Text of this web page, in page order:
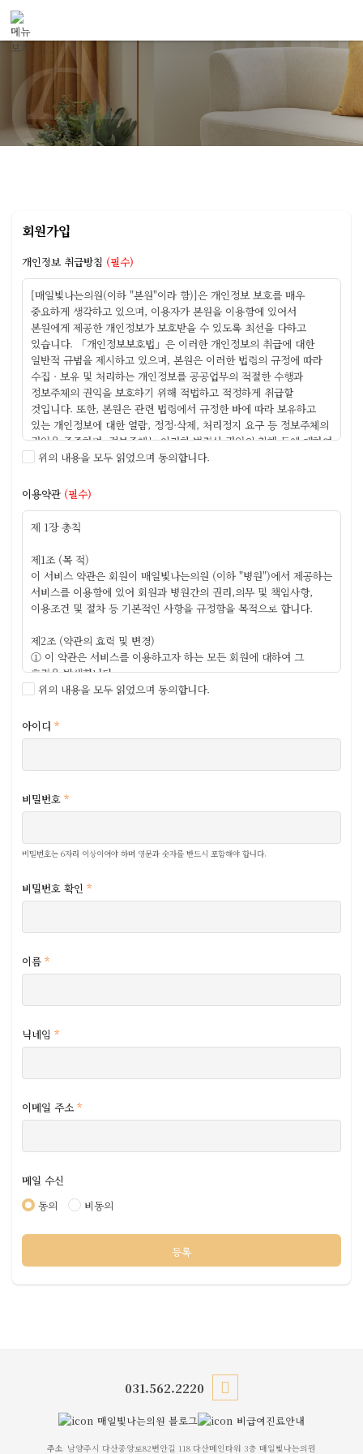
회원가입
개인정보 취급방침 (필수)
[매일빛나는의원(이하 "본원"이라 함)]은 개인정보 보호를 매우
중요하게 생각하고 있으며, 이용자가 본원을 이용함에 있어서
본원에게 제공한 개인정보가 보호받을 수 있도록 최선을 다하고
있습니다. 「개인정보보호법」은 이러한 개인정보의 취급에 대한
일반적 규범을 제시하고 있으며, 본원은 이러한 법령의 규정에 따라
수집 · 보유 및 처리하는 개인정보를 공공업무의 적절한 수행과
정보주체의 권익을 보호하기 위해 적법하고 적정하게 취급할
것입니다. 또한, 본원은 관련 법령에서 규정한 바에 따라 보유하고
있는 개인정보에 대한 열람, 정정·삭제, 처리정지 요구 등 정보주체의
권익을 존중하며, 정보주체는 이러한 법령상 권익의 침해 등에 대하여
행정심판법에서 정하는 바에 따라 행정심판을 청구할 수 있습니다.
권익을 보호하고 개인정보와 관련한 정보주체의 고충을 원활하게
있으며, 개인정보처리방침을 개정하는 경우 웹사이트
공지사항(또는 개별공지)을 통하여 공지할 것입니다.
제1조 수집하는 개인정보의 항목 및 수집방법
본원은 개인정보의 수집 시 관련법규에 따라 가입신청 시 또는
이용약관에 그 수집범위 및 목적을 사전 고지합니다. 개인정보 수집
항목은 아래와 같습니다.
홈페이지 회원가입 시 수집항목
• 수집항목 : 이름,
ID, 비밀번호, 이메일, 접속로그, 쿠키, 접속IP 정보
•서비스 이용기록, 접속 로그, 쿠키, 접속 IP 정보
• 필수항목 : 이름, 주민등록번호, 주소, 전화번호, 휴대전화번호, 이
메일, 결혼여부, 내원경로, 외국인등록번호(외국인에 한함)
• 건강정보: 병력 및 가족력 등 진료서비스 제공을 위하여 의료진이
필요하다고 판단되는 개인정보
개인정보 수집방법
수집
제공한 모든 정보는 하기 목적에 필요한 용도 이외로는 사용되지
않으며 이용 목적이 변경될 시에는 사전 동의를 구할 것입니다.
본인확인 절차 • 진료비 청구, 수납, 환불 등의 원무
발송 • 온라인/오프라인 검사 수탁, 외부검사 의뢰 • 민원/고충 처리
등을 돕기 위한 의사소통의 경로 확보 • 의료의 질관리, 병원운영을
자료 • 새로운 서비스 및 행사정보 안내
제공 • 진료정보, 학술정보, 병원정보 안내 • 새로운 서비스 및 행사
정보 문자메시지,E-mail, 카카오톡(알림톡,채널톡)등을 통한
안내제공
환자확인 및 진료예약, 취소 등에 관한 업무처리를 위함 • 본원이용
안내 및 본원의 새로운 서비스, 이벤트 행사정보 안내 • 진료, 예약
등에 대한 모바일 안내 • 제공하는 개인정보의 항목 : 이름,
ID, 비밀번호, 성별, 휴대전화번호, 이메일, 거주지역
위의 내용을 모두 읽었으며 동의합니다.
이용약관 (필수)
제 1장 총칙
제1조 (목 적)
이 서비스 약관은 회원이 매일빛나는의원 (이하 "병원")에서 제공하는
서비스를 이용함에 있어 회원과 병원간의 권리,의무 및 책임사항,
이용조건 및 절차 등 기본적인 사항을 규정함을 목적으로 합니다.
제2조 (약관의 효력 및 변경)
① 이 약관은 서비스를 이용하고자 하는 모든 회원에 대하여 그
효력을 발생합니다.
② 이 약관의 내용은 서비스 화면에 게시하거나 기타의 방법으로
효력이 발생합니다.
③ 병원은 필요하다고 인정되는 경우 이 약관을 변경할 수 있으며,
공시합니다. 다만 이용자의 권리 또는 의무에 관한 중요한 규정의
④ 회원은 변경된 약관 사항에 동의하지 않으면 서비스 이용을
제3조 (약관 외 준칙)
규정에 의합니다.
사이트에 접속하여 성명, 이메일주소 등 필수 입력함으로써 고객으로
제5조 (이용 계약의 성립)
"위의 이용약관에 동의하십니까?" 라는 이용 신청 시의 물음에 고객이
이용 신청, 즉 회원가입은 고객이 다음 사항을 가입신청 양식에
제7조 (이용신청의 승낙)
대하여 서비스 이용 신청을 승낙합니다.
병원은 다음 각 호에 해당하는 신청에 대하여는 승낙을 하지 않을 수
① 기술상 서비스 제공이 불가능한 경우 ② 실명이 아니거나, 다른
기타 병원이 정한 이용신청 요건이 만족되지 않았을 경우 ⑦
이용약관 및 개인정보보호방침에 대한 동의가 없는 경우에 한해 회원
위의 내용을 모두 읽었으며 동의합니다.
아이디 *
비밀번호 *
비밀번호는 6자리 이상이어야 하며 영문과 숫자를 반드시 포함해야 합니다.
비밀번호 확인 *
이름 *
닉네임 *
이메일 주소*
메일 수신
동의
비동의
031.562.2220
매일빛나는의원 블로그 비급여진료안내
주소 남양주시 다산중앙로82번안길 118 다산메인타워 3층 매일빛나는의원